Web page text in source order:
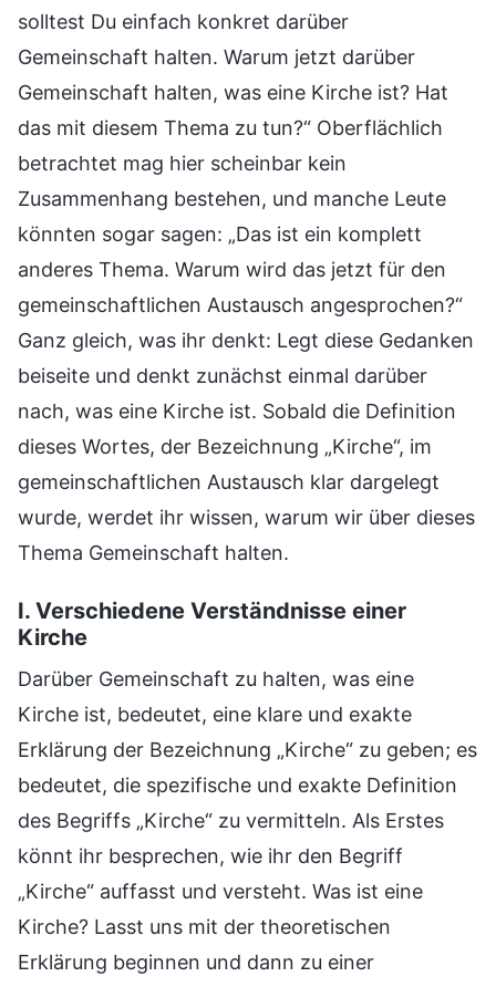
solltest Du einfach konkret darüber
Gemeinschaft halten. Warum jetzt darüber
Gemeinschaft halten, was eine Kirche ist? Hat
das mit diesem Thema zu tun?“ Oberflächlich
betrachtet mag hier scheinbar kein
Zusammenhang bestehen, und manche Leute
könnten sogar sagen: „Das ist ein komplett
anderes Thema. Warum wird das jetzt für den
gemeinschaftlichen Austausch angesprochen?“
Ganz gleich, was ihr denkt: Legt diese Gedanken
beiseite und denkt zunächst einmal darüber
nach, was eine Kirche ist. Sobald die Definition
dieses Wortes, der Bezeichnung „Kirche“, im
gemeinschaftlichen Austausch klar dargelegt
wurde, werdet ihr wissen, warum wir über dieses
Thema Gemeinschaft halten.
I. Verschiedene Verständnisse einer
Kirche
Darüber Gemeinschaft zu halten, was eine
Kirche ist, bedeutet, eine klare und exakte
Erklärung der Bezeichnung „Kirche“ zu geben; es
bedeutet, die spezifische und exakte Definition
des Begriffs „Kirche“ zu vermitteln. Als Erstes
könnt ihr besprechen, wie ihr den Begriff
„Kirche“ auffasst und versteht. Was ist eine
Kirche? Lasst uns mit der theoretischen
Erklärung beginnen und dann zu einer